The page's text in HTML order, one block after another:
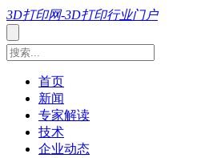
3D打印网-3D打印行业门户
首页
新闻
专家解读
技术
企业动态